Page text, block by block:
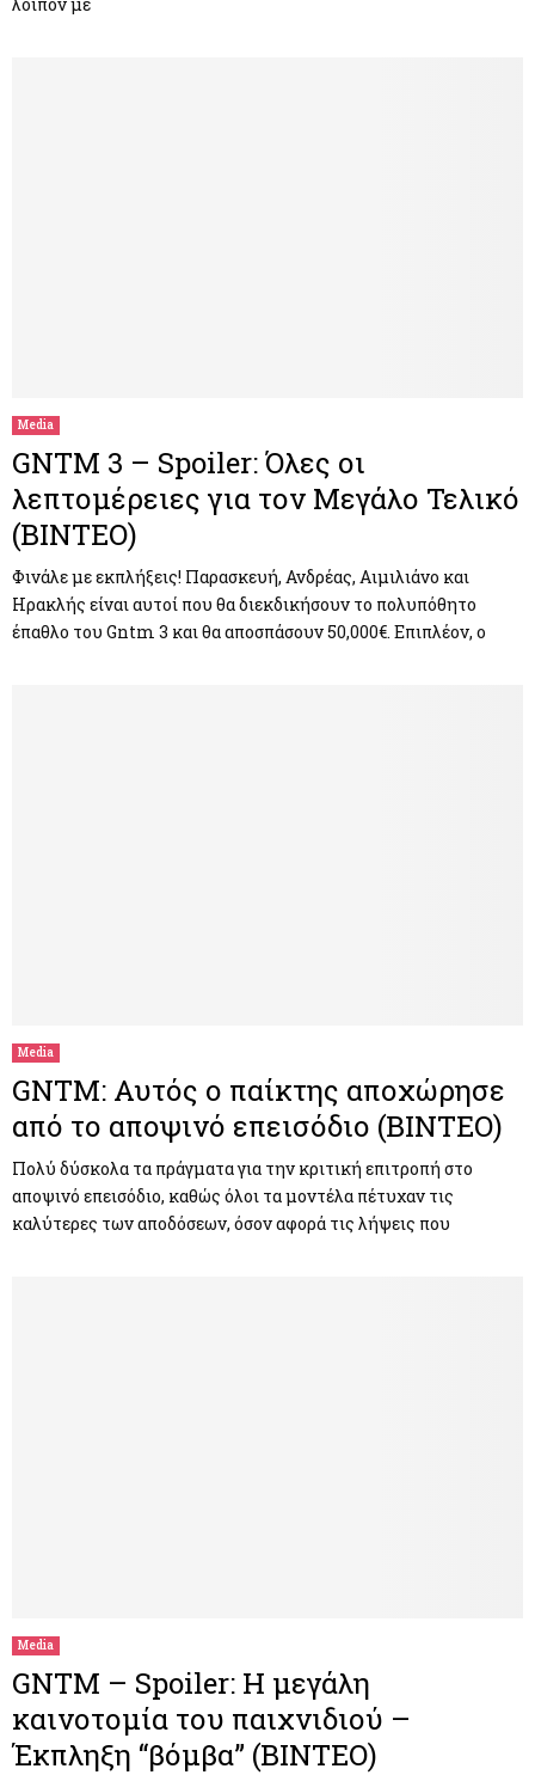
Media
GNTM 3 – Spoiler: Όλες οι
λεπτομέρειες για τον Μεγάλο Τελικό
(ΒΙΝΤΕΟ)
Φινάλε με εκπλήξεις! Παρασκευή, Ανδρέας, Αιμιλιάνο και
Ηρακλής είναι αυτοί που θα διεκδικήσουν το πολυπόθητο
έπαθλο του Gntm 3 και θα αποσπάσουν 50,000€. Επιπλέον, ο
Media
GNTM: Αυτός ο παίκτης αποχώρησε
από το αποψινό επεισόδιο (ΒΙΝΤΕΟ)
Πολύ δύσκολα τα πράγματα για την κριτική επιτροπή στο
αποψινό επεισόδιο, καθώς όλοι τα μοντέλα πέτυχαν τις
καλύτερες των αποδόσεων, όσον αφορά τις λήψεις που
Media
GNTM – Spoiler: Η μεγάλη
καινοτομία του παιχνιδιού –
Έκπληξη “βόμβα” (ΒΙΝΤΕΟ)